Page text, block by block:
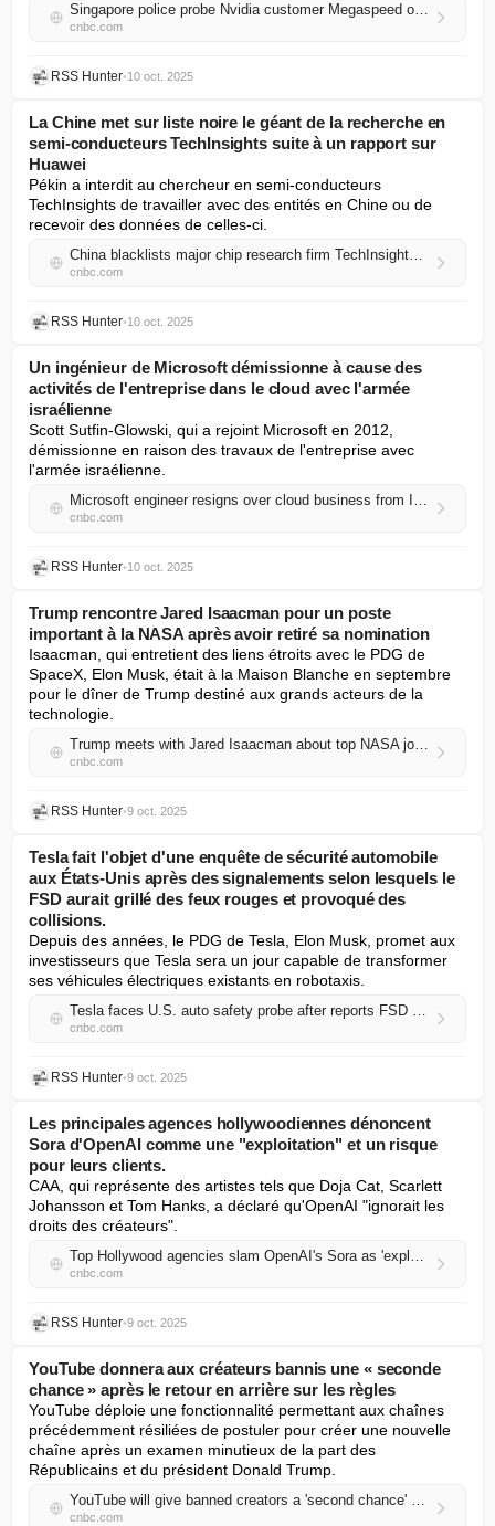
Singapore police probe Nvidia customer Megaspeed over alleged China export violations
cnbc.com
RSS Hunter•10 oct. 2025
La Chine met sur liste noire le géant de la recherche en
semi-conducteurs TechInsights suite à un rapport sur
Huawei
Pékin a interdit au chercheur en semi-conducteurs
TechInsights de travailler avec des entités en Chine ou de
recevoir des données de celles-ci.
China blacklists major chip research firm TechInsights following report on Huawei
cnbc.com
RSS Hunter•10 oct. 2025
Un ingénieur de Microsoft démissionne à cause des
activités de l'entreprise dans le cloud avec l'armée
israélienne
Scott Sutfin-Glowski, qui a rejoint Microsoft en 2012,
démissionne en raison des travaux de l'entreprise avec
l'armée israélienne.
Microsoft engineer resigns over cloud business from Israeli military
cnbc.com
RSS Hunter•10 oct. 2025
Trump rencontre Jared Isaacman pour un poste
important à la NASA après avoir retiré sa nomination
Isaacman, qui entretient des liens étroits avec le PDG de
SpaceX, Elon Musk, était à la Maison Blanche en septembre
pour le dîner de Trump destiné aux grands acteurs de la
technologie.
Trump meets with Jared Isaacman about top NASA job after pulling nomination
cnbc.com
RSS Hunter•9 oct. 2025
Tesla fait l'objet d'une enquête de sécurité automobile
aux États-Unis après des signalements selon lesquels le
FSD aurait grillé des feux rouges et provoqué des
collisions.
Depuis des années, le PDG de Tesla, Elon Musk, promet aux
investisseurs que Tesla sera un jour capable de transformer
ses véhicules électriques existants en robotaxis.
Tesla faces U.S. auto safety probe after reports FSD ran red lights, caused collisions
cnbc.com
RSS Hunter•9 oct. 2025
Les principales agences hollywoodiennes dénoncent
Sora d'OpenAI comme une "exploitation" et un risque
pour leurs clients.
CAA, qui représente des artistes tels que Doja Cat, Scarlett
Johansson et Tom Hanks, a déclaré qu'OpenAI "ignorait les
droits des créateurs".
Top Hollywood agencies slam OpenAI's Sora as 'exploitation' and a risk to clients
cnbc.com
RSS Hunter•9 oct. 2025
YouTube donnera aux créateurs bannis une « seconde
chance » après le retour en arrière sur les règles
YouTube déploie une fonctionnalité permettant aux chaînes
précédemment résiliées de postuler pour créer une nouvelle
chaîne après un examen minutieux de la part des
Républicains et du président Donald Trump.
YouTube will give banned creators a 'second chance' after rule rollback
cnbc.com